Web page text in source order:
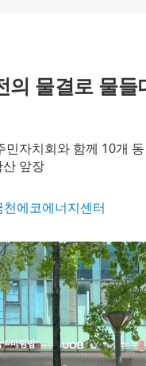
의 물결로 물
민자치회와 함께 10개
앞장
천에코에너지센터